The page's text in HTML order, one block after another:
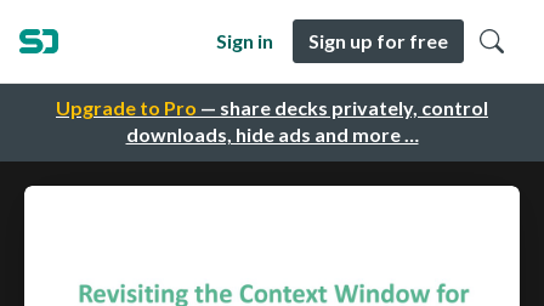
Upgrade to Pro — share decks privately, control
downloads, hide ads and more …
Sign in Sign up for free